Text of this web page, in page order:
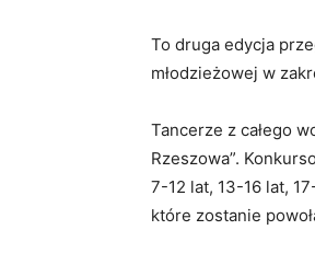
To druga edycja
młodzieżowej w
Tancerze z całego
Rzeszowa”.
7-12 lat, 13-16 lat,
które zostanie